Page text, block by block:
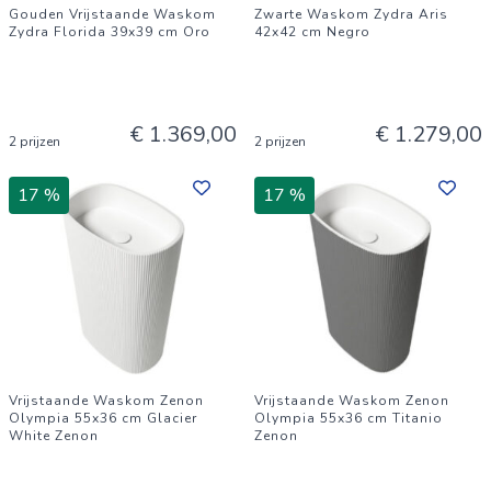
Gouden Vrijstaande Waskom
Zydra Florida 39x39 cm Oro
2 prijzen € 1.369,00
Zwarte Waskom Zydra Aris
42x42 cm Negro
2 prijzen € 1.279,00
17 %
Vrijstaande Waskom Zenon
Olympia 55x36 cm Glacier
White Zenon
17 %
Vrijstaande Waskom Zenon
Olympia 55x36 cm Titanio
Zenon